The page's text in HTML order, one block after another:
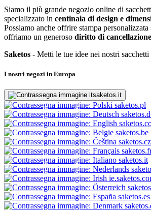
Siamo il più grande negozio online di
specializzato in centinaia di design e
Possiamo anche offrire stampa
offriamo un generoso diritto di
Saketos - Metti le tue idee nei nostri sacchetti
I nostri negozi in Europa
saketos.it
saketos.pl
saketos.be
saketos.cz
saketos.it
saketos.es